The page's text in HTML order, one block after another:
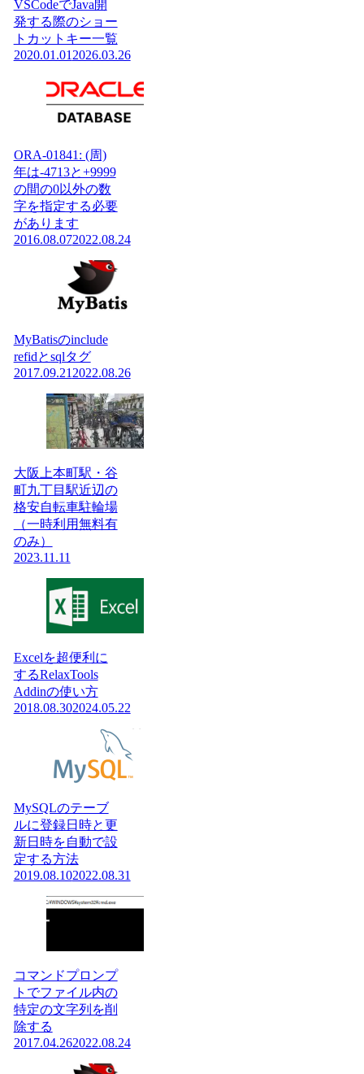
VSCodeでJava開
発する際のショー
トカットキー一覧
2020.01.01 2026.03.26
ORA-01841: (周)
年は-4713と+9999
の間の0以外の数
字を指定する必要
があります
2016.08.072022.08.24
MyBatisのinclude
refidとsqlタグ
2017.09.21 2022.08.26
大阪上本町駅・谷
町九丁目駅近辺の
格安自転車駐輪場
（一時利用無料有
のみ）
2023.11.11
Excelを超便利に
するRelaxTools
Addinの使い方
2018.08.302024.05.22
MySQLのテーブ
ルに登録日時と更
新日時を自動で設
定する方法
2019.08.102022.08.31
コマンドプロンプ
トでファイル内の
特定の文字列を削
除する
2017.04.262022.08.24